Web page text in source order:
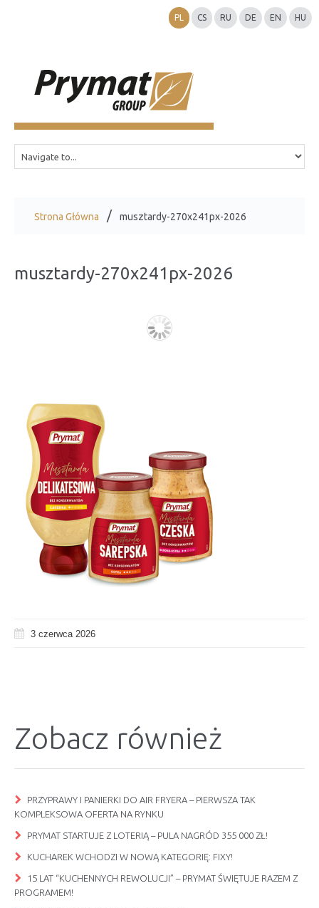
PL CS RU DE EN HU
Strona Główna musztardy-270x241px-2026
musztardy-270x241px-2026
3 czerwca 2026
Zobacz również
PRZYPRAWY I PANIERKI DO AIR FRYERA – PIERWSZA TAK
KOMPLEKSOWA OFERTA NA RYNKU
PRYMAT STARTUJE Z LOTERIĄ – PULA NAGRÓD 355 000 ZŁ!
KUCHAREK WCHODZI W NOWĄ KATEGORIĘ: FIXY!
15 LAT “KUCHENNYCH REWOLUCJI” – PRYMAT ŚWIĘTUJE RAZEM Z
PROGRAMEM!